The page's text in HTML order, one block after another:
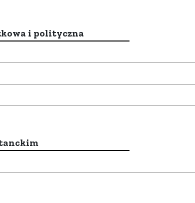
i polityczna